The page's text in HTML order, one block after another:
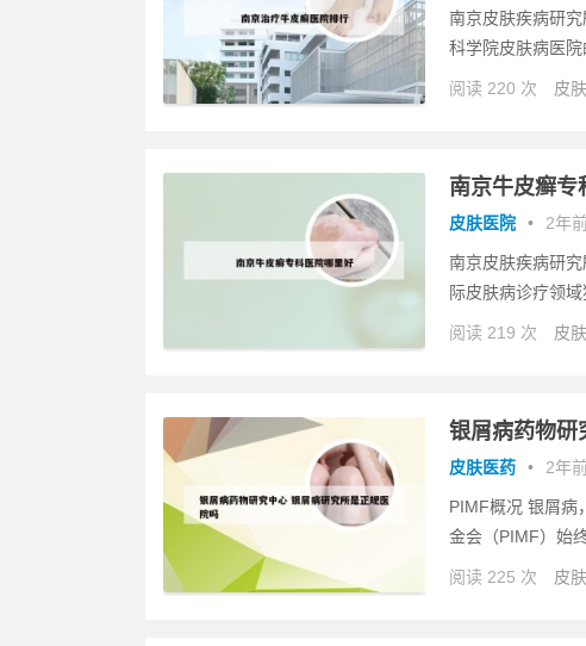
南京皮肤疾病研
科学院皮肤病医
阅读 220 次 皮
南京牛皮癣专
皮肤医院 • 2年
南京皮肤疾病研
际皮肤病诊疗领
阅读 219 次 皮
银屑病药物研
皮肤医药 • 2年
PIMF概况 银屑病
金会（PIMF）始
阅读 225 次 皮